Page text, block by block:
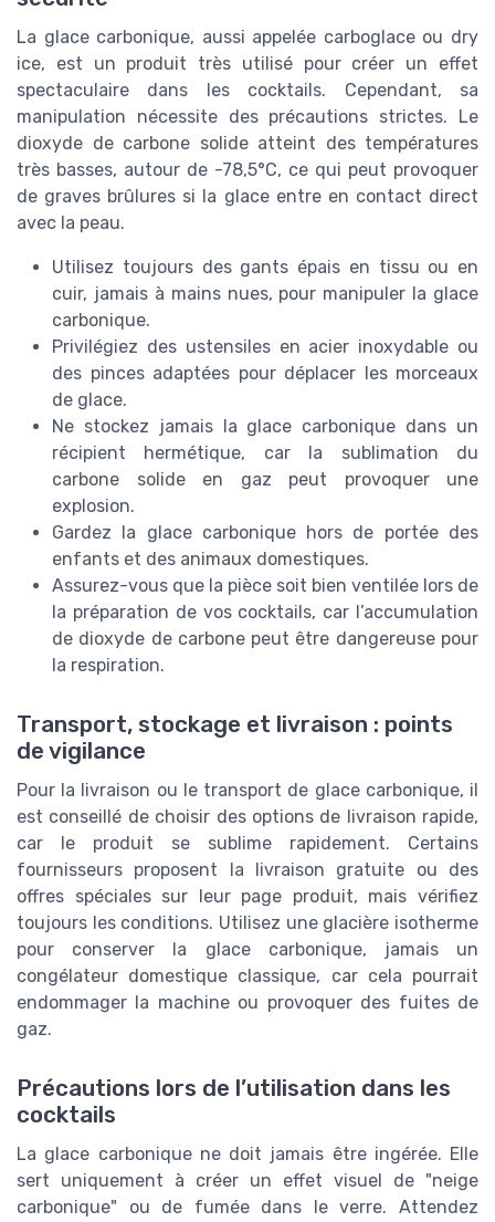
La glace carbonique, aussi appelée carboglace ou dry
ice, est un produit très utilisé pour créer un effet
spectaculaire dans les cocktails. Cependant, sa
manipulation nécessite des précautions strictes. Le
dioxyde de carbone solide atteint des températures
très basses, autour de -78,5°C, ce qui peut provoquer
de graves brûlures si la glace entre en contact direct
avec la peau.
Utilisez toujours des gants épais en tissu ou en
cuir, jamais à mains nues, pour manipuler la glace
carbonique.
Privilégiez des ustensiles en acier inoxydable ou
des pinces adaptées pour déplacer les morceaux
de glace.
Ne stockez jamais la glace carbonique dans un
récipient hermétique, car la sublimation du
carbone solide en gaz peut provoquer une
explosion.
Gardez la glace carbonique hors de portée des
enfants et des animaux domestiques.
Assurez-vous que la pièce soit bien ventilée lors de
la préparation de vos cocktails, car l’accumulation
de dioxyde de carbone peut être dangereuse pour
la respiration.
Transport, stockage et livraison : points
de vigilance
Pour la livraison ou le transport de glace carbonique, il
est conseillé de choisir des options de livraison rapide,
car le produit se sublime rapidement. Certains
fournisseurs proposent la livraison gratuite ou des
offres spéciales sur leur page produit, mais vérifiez
toujours les conditions. Utilisez une glacière isotherme
pour conserver la glace carbonique, jamais un
congélateur domestique classique, car cela pourrait
endommager la machine ou provoquer des fuites de
gaz.
Précautions lors de l’utilisation dans les
cocktails
La glace carbonique ne doit jamais être ingérée. Elle
sert uniquement à créer un effet visuel de "neige
carbonique" ou de fumée dans le verre. Attendez